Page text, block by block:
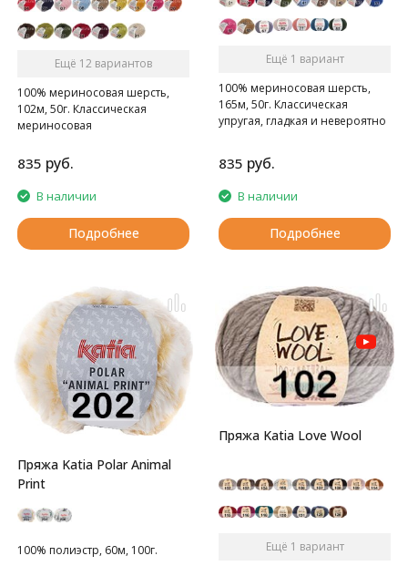
Ещё 12 вариантов
100% мериносовая шерсть,
102м, 50г. Классическая
мериносовая
835 руб.
В наличии
Подробнее
Ещё 1 вариант
100% мериносовая шерсть,
165м, 50г. Классическая
упругая, гладкая и невероятно
835 руб.
В наличии
Подробнее
Пряжа Katia Polar Animal
Print
100% полиэстр, 60м, 100г.
Пряжа Katia Love Wool
Ещё 1 вариант